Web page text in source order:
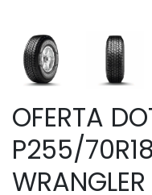
OFERTA
P255/